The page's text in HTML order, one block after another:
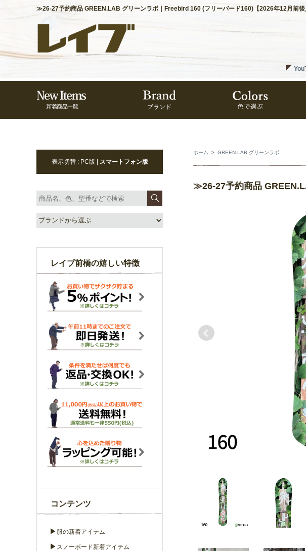
≫26-27予約商品 GREEN.LAB グリーンラボ｜Freebird 160 (フリーバード160)【2026年12月前後
ホーム > GREEN.LAB グリーンラボ
≫26-27予約商品
表示切替 : PC版 | スマートフォン版
レイブ前橋の嬉しい特徴
コンテンツ
▶ 服の新着アイテム
▶ スノーボード新着アイテム